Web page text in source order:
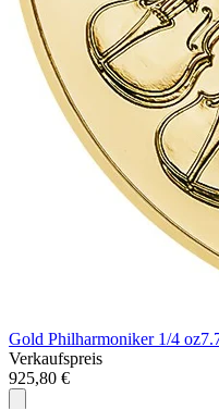
Gold Philharmoniker 1/4 oz
Verkaufspreis
925,80 €